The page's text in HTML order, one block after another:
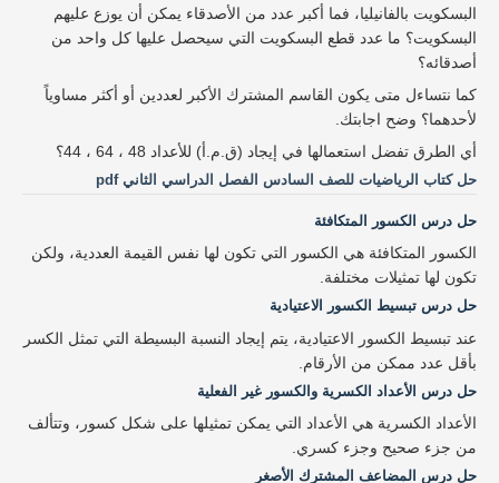
البسكويت بالفانيليا، فما أكبر عدد من الأصدقاء يمكن أن يوزع عليهم
البسكويت؟ ما عدد قطع البسكويت التي سيحصل عليها كل واحد من
أصدقائه؟
كما نتساءل متى يكون القاسم المشترك الأكبر لعددين أو أكثر مساوياً
لأحدهما؟ وضح اجابتك.
أي الطرق تفضل استعمالها في إيجاد (ق.م.أ) للأعداد 48 ، 64 ، 44؟
حل كتاب الرياضيات للصف السادس الفصل الدراسي الثاني pdf
حل درس الكسور المتكافئة
الكسور المتكافئة هي الكسور التي تكون لها نفس القيمة العددية، ولكن
تكون لها تمثيلات مختلفة.
حل درس تبسيط الكسور الاعتيادية
عند تبسيط الكسور الاعتيادية، يتم إيجاد النسبة البسيطة التي تمثل الكسر
بأقل عدد ممكن من الأرقام.
حل درس الأعداد الكسرية والكسور غير الفعلية
الأعداد الكسرية هي الأعداد التي يمكن تمثيلها على شكل كسور، وتتألف
من جزء صحيح وجزء كسري.
حل درس المضاعف المشترك الأصغر